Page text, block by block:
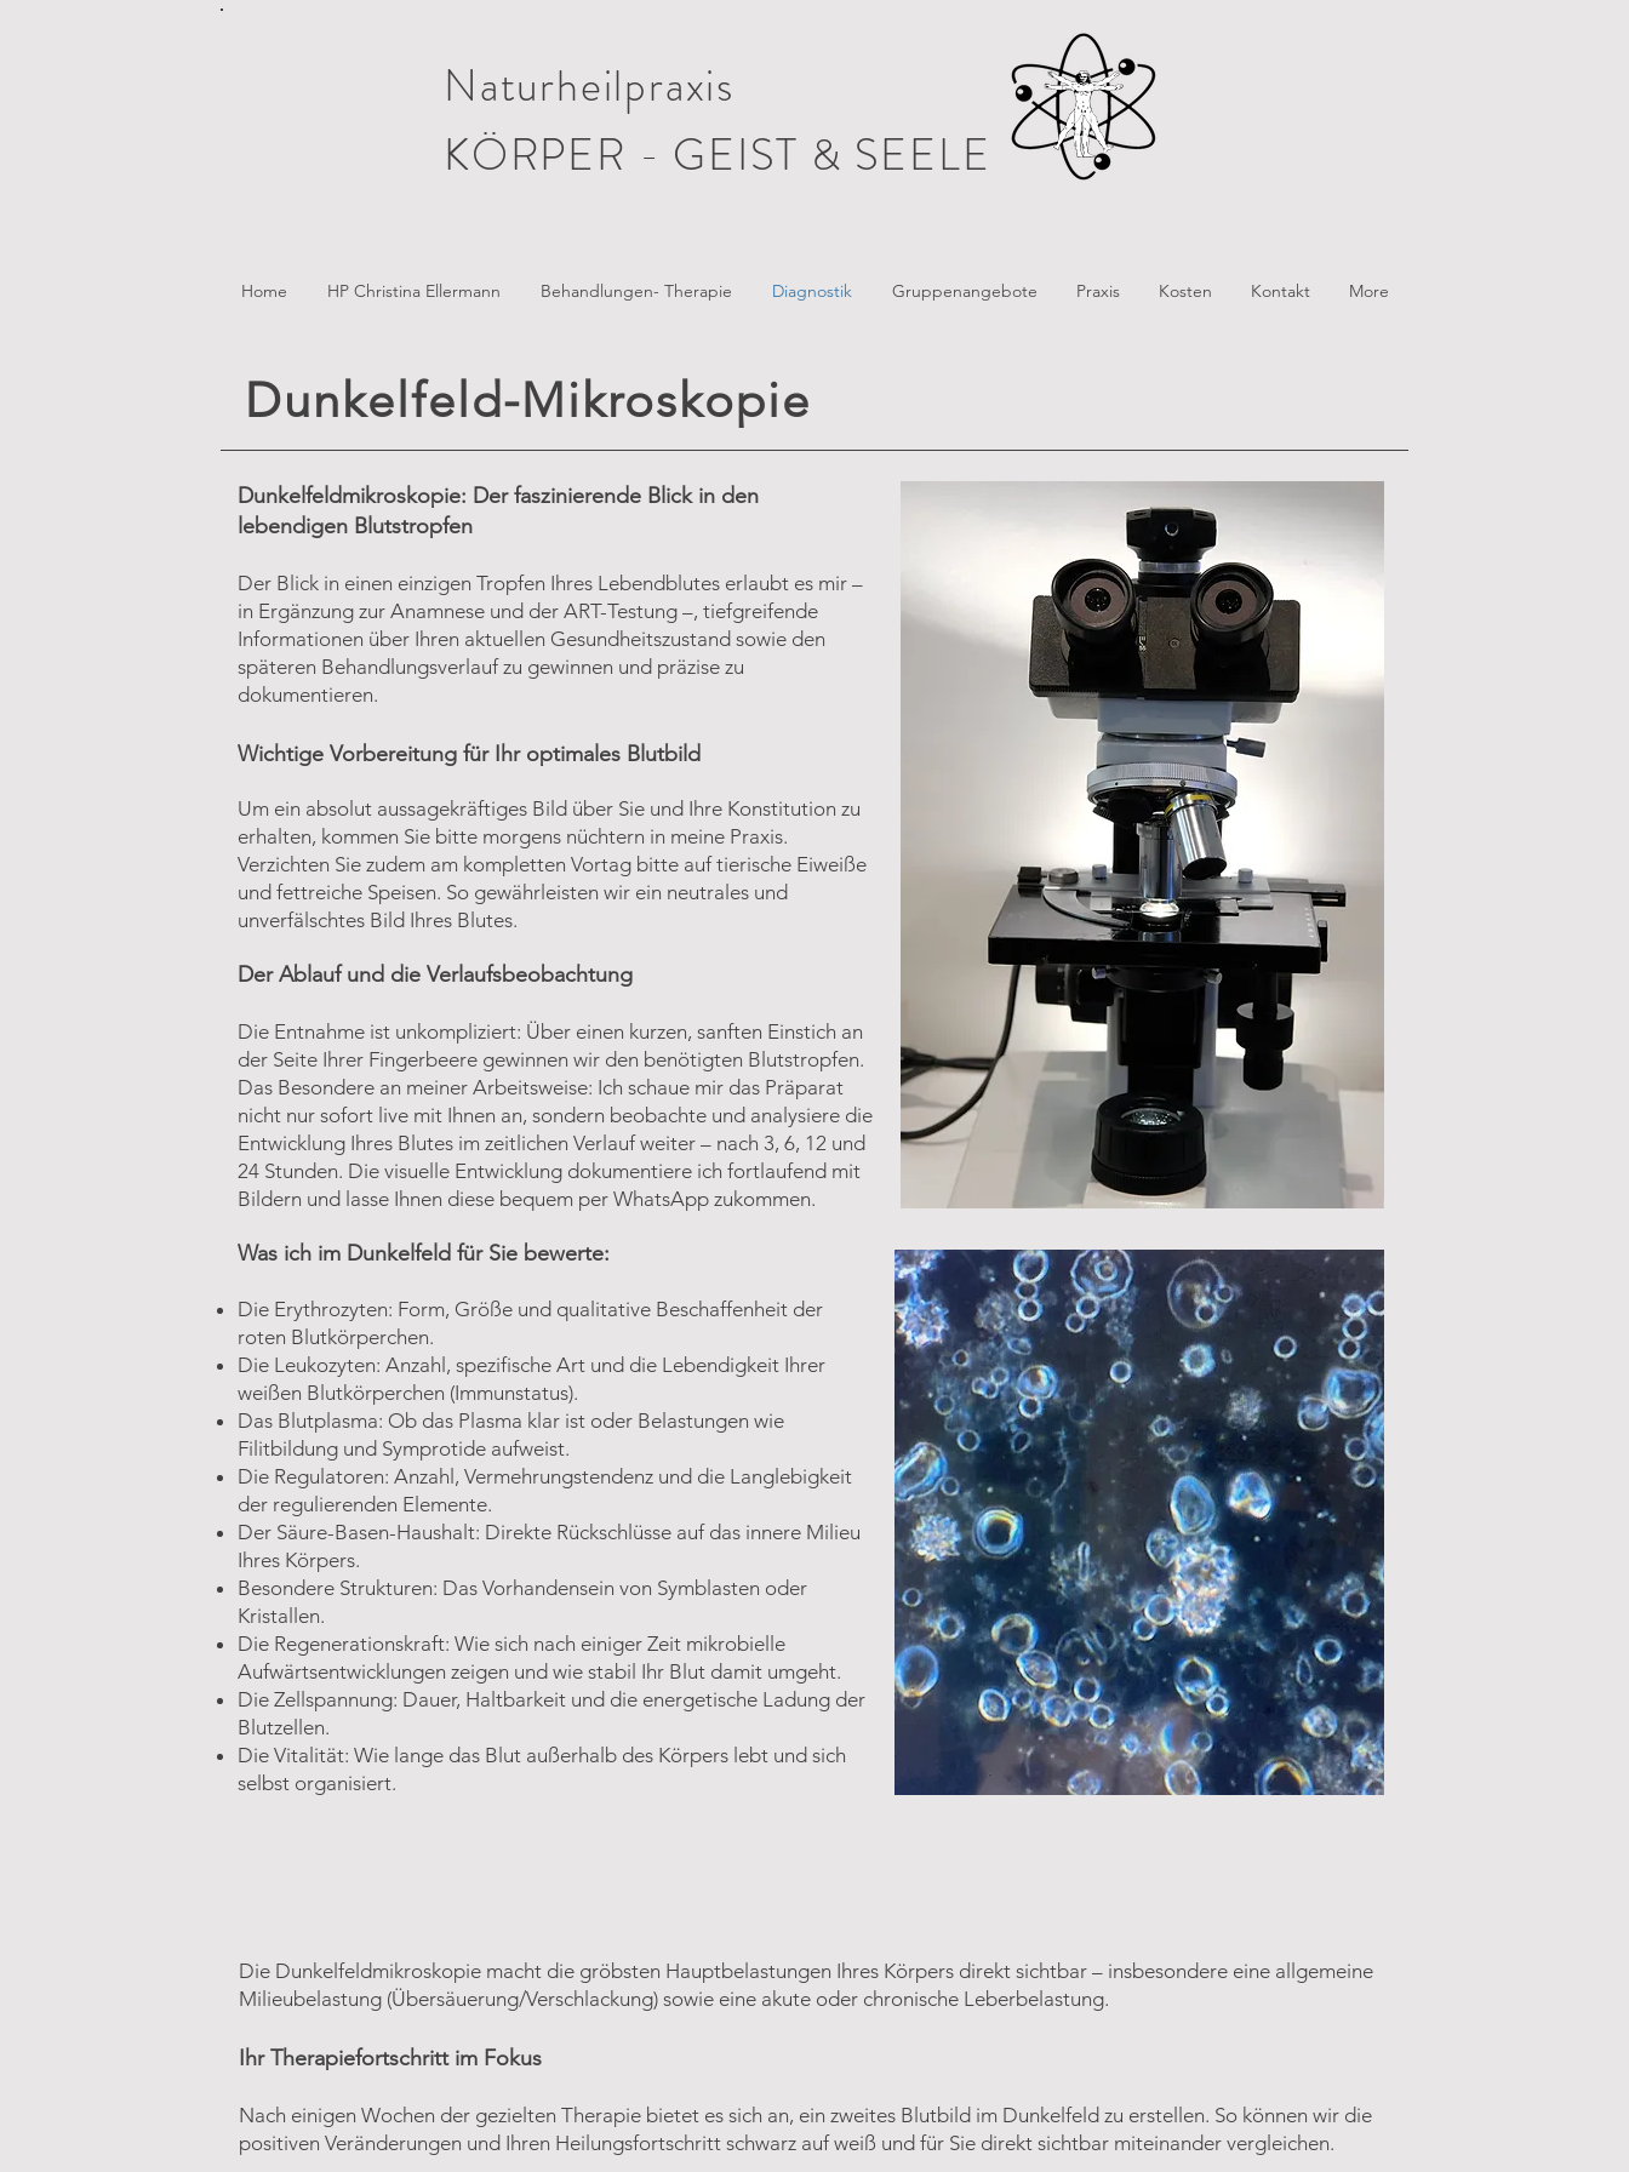
KÖRPER - GEIST & SEELE
Naturheilpraxis
Home HP Christina Ellermann Behandlungen- Therapie Diagnostik Gruppenangebote Praxis Kosten Kontakt More
Dunkelfeld-Mikroskopie
Dunkelfeldmikroskopie: Der faszinierende Blick in den
lebendigen Blutstropfen
Der Blick in einen einzigen Tropfen Ihres Lebendblutes erlaubt es mir –
in Ergänzung zur Anamnese und der ART-Testung –, tiefgreifende
Informationen über Ihren aktuellen Gesundheitszustand sowie den
späteren Behandlungsverlauf zu gewinnen und präzise zu
dokumentieren.
Wichtige Vorbereitung für Ihr optimales Blutbild
Um ein absolut aussagekräftiges Bild über Sie und Ihre Konstitution zu
erhalten, kommen Sie bitte morgens nüchtern in meine Praxis.
Verzichten Sie zudem am kompletten Vortag bitte auf tierische Eiweiße
und fettreiche Speisen. So gewährleisten wir ein neutrales und
unverfälschtes Bild Ihres Blutes.
Der Ablauf und die Verlaufsbeobachtung
Die Entnahme ist unkompliziert: Über einen kurzen, sanften Einstich an
der Seite Ihrer Fingerbeere gewinnen wir den benötigten Blutstropfen.
Das Besondere an meiner Arbeitsweise: Ich schaue mir das Präparat
nicht nur sofort live mit Ihnen an, sondern beobachte und analysiere die
Entwicklung Ihres Blutes im zeitlichen Verlauf weiter – nach 3, 6, 12 und
24 Stunden. Die visuelle Entwicklung dokumentiere ich fortlaufend mit
Bildern und lasse Ihnen diese bequem per WhatsApp zukommen.
Was ich im Dunkelfeld für Sie bewerte:
Die Erythrozyten: Form, Größe und qualitative Beschaffenheit der
roten Blutkörperchen.
Die Leukozyten: Anzahl, spezifische Art und die Lebendigkeit Ihrer
weißen Blutkörperchen (Immunstatus).
Das Blutplasma: Ob das Plasma klar ist oder Belastungen wie
Filitbildung und Symprotide aufweist.
Die Regulatoren: Anzahl, Vermehrungstendenz und die Langlebigkeit
der regulierenden Elemente.
Der Säure-Basen-Haushalt: Direkte Rückschlüsse auf das innere Milieu
Ihres Körpers.
Besondere Strukturen: Das Vorhandensein von Symblasten oder
Kristallen.
Die Regenerationskraft: Wie sich nach einiger Zeit mikrobielle
Aufwärtsentwicklungen zeigen und wie stabil Ihr Blut damit umgeht.
Die Zellspannung: Dauer, Haltbarkeit und die energetische Ladung der
Blutzellen.
Die Vitalität: Wie lange das Blut außerhalb des Körpers lebt und sich
selbst organisiert.
Die Dunkelfeldmikroskopie macht die gröbsten Hauptbelastungen Ihres Körpers direkt sichtbar – insbesondere eine allgemeine
Milieubelastung (Übersäuerung/Verschlackung) sowie eine akute oder chronische Leberbelastung.
Ihr Therapiefortschritt im Fokus
Nach einigen Wochen der gezielten Therapie bietet es sich an, ein zweites Blutbild im Dunkelfeld zu erstellen. So können wir die
positiven Veränderungen und Ihren Heilungsfortschritt schwarz auf weiß und für Sie direkt sichtbar miteinander vergleichen.